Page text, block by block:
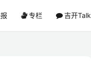
专栏 吉开Talk